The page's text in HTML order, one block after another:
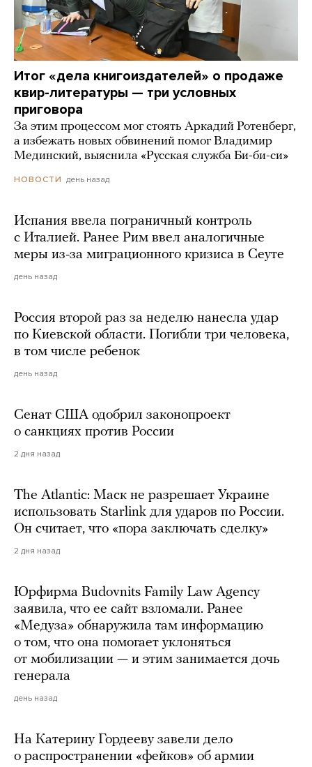
Итог «дела книгоиздателей» о продаже
квир-литературы — три условных
приговора
За этим процессом мог стоять Аркадий Ротенберг,
а избежать новых обвинений помог Владимир
Мединский, выяснила «Русская служба Би-би-си»
НОВОСТИ день назад
Испания ввела пограничный контроль
с Италией. Ранее Рим ввел аналогичные
меры из-за миграционного кризиса в Сеуте
день назад
Россия второй раз за неделю нанесла удар
по Киевской области. Погибли три человека,
в том числе ребенок
день назад
Сенат США одобрил законопроект
о санкциях против России
2 дня назад
The Atlantic: Маск не разрешает Украине
использовать Starlink для ударов по России.
Он считает, что «пора заключать сделку»
2 дня назад
Юрфирма Budovnits Family Law Agency
заявила, что ее сайт взломали. Ранее
«Медуза» обнаружила там информацию
о том, что она помогает уклоняться
от мобилизации — и этим занимается дочь
генерала
день назад
На Катерину Гордееву завели дело
о распространении «фейков» об армии